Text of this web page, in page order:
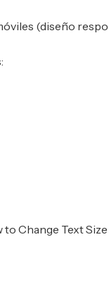
(diseño
Change Text